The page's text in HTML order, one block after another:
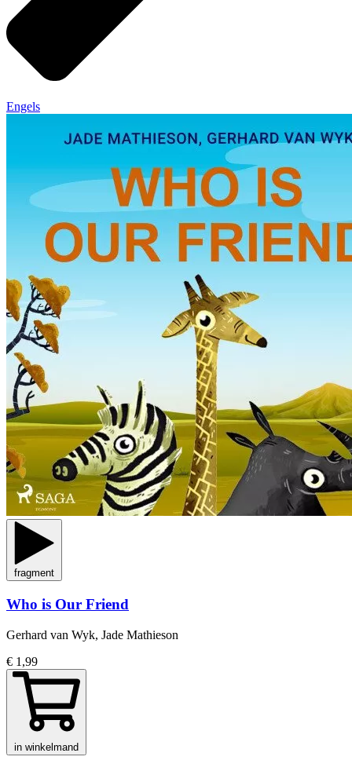
Engels
fragment
Who is Our Friend
Gerhard van Wyk, Jade Mathieson
€ 1,99
in winkelmand